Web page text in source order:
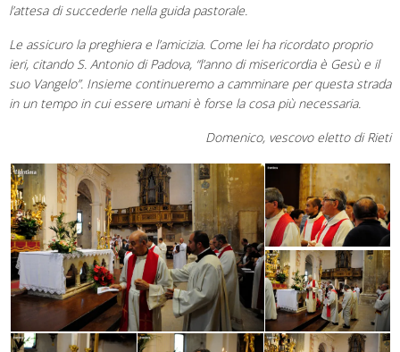
l’attesa di succederle nella guida pastorale.
Le assicuro la preghiera e l’amicizia. Come lei ha ricordato proprio
ieri, citando S. Antonio di Padova, “l’anno di misericordia è Gesù e il
suo Vangelo”. Insieme continueremo a camminare per questa strada
in un tempo in cui essere umani è forse la cosa più necessaria.
Domenico, vescovo eletto di Rieti